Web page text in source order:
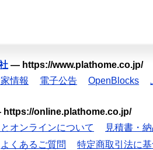
— https://www.plathome.co.jp/
情報 電子公告 OpenBlocks
https://online.plathome.co.jp/
オンラインについて
見積書・
よくあるご質問
特定商取引法に